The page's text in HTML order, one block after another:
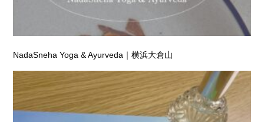
NadaSneha Yoga & Ayurveda｜横浜大倉山